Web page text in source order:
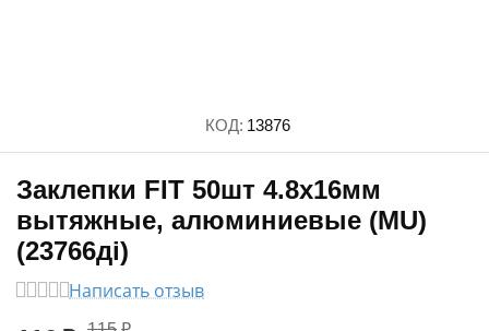
КОД: 13876
Заклепки FIT 50шт 4.8х16мм
вытяжные, алюминиевые (MU)
(23766дi)
Написать отзыв